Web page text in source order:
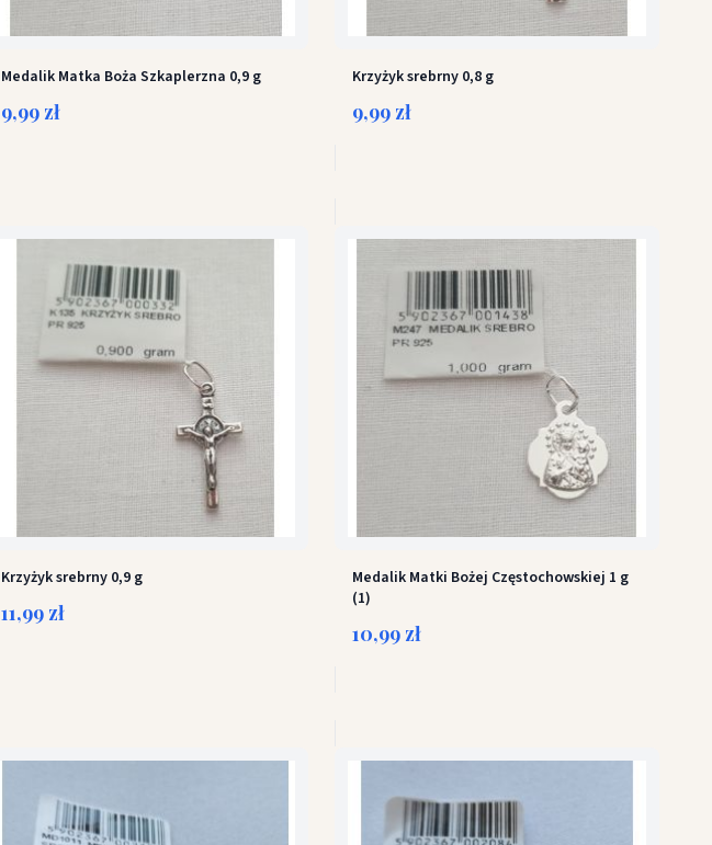
Medalik Matka Boża Szkaplerzna 0,9 g
9,99 zł
Krzyżyk srebrny 0,8 g
9,99 zł
Krzyżyk srebrny 0,9 g
11,99 zł
Medalik Matki Bożej Częstochowskiej 1 g
(1)
10,99 zł